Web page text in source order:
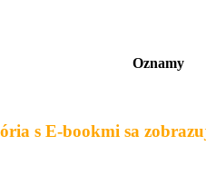
Oznamy
s E-bookmi sa